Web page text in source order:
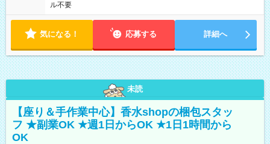
ル不要
気になる！ 応募する 詳細へ
未読
【座り＆手作業中心】香水shopの梱包スタッ
フ ★副業OK ★週1日からOK ★1日1時間から
OK